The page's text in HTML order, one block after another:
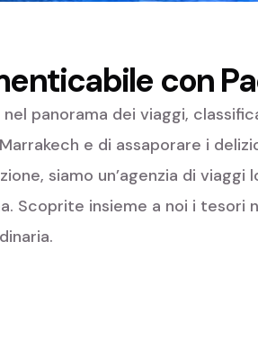
con
panorama dei viaggi,
e di assaporare i
siamo un’agenzia di
Scoprite insieme a noi i